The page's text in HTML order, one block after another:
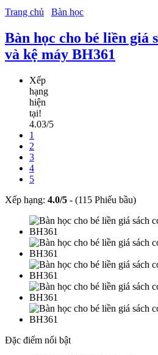
Trang chủ
Bàn học
Bàn học cho bé liền giá
và kệ máy BH361
Xếp
hạng
hiện
tại!
4.03/5
1
2
3
4
5
Xếp hạng: 4.0/5 - (115 Phiếu bầu)
Đặc điểm nổi bật